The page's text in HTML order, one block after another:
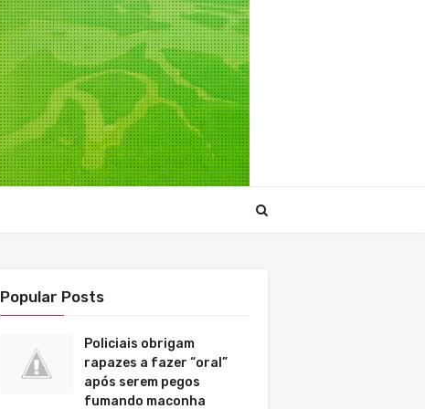
Popular Posts
Policiais obrigam
rapazes a fazer “oral”
após serem pegos
fumando maconha